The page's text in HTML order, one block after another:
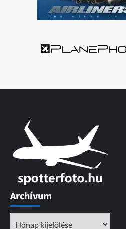
Archívum